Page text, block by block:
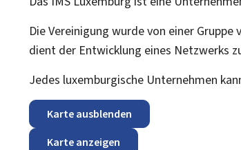
Die Vereinigung wurde von einer
dient der Entwicklung eines Netzwerks
Jedes luxemburgische Unternehmen
Karte ausblenden
Karte anzeigen